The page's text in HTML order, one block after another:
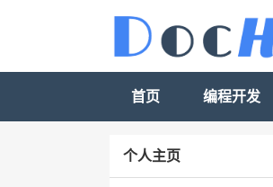
首页 编程开发
个人主页